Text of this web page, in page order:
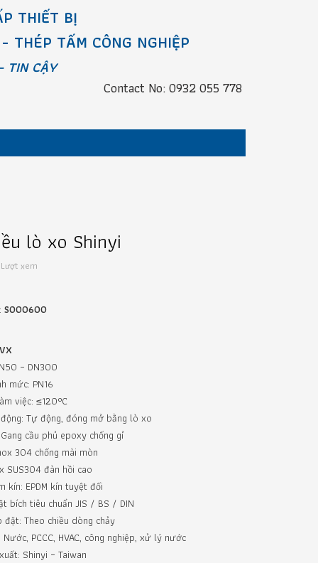
THIẾT BỊ
TẤM CÔNG NGHIỆP
TIN CẬY
Contact No: 0932 055 778
lò xo Shinyi
xem
S000600
– DN300
mức: PN16
việc: ≤120°C
Tự động, đóng mở bằng lò xo
cầu phủ epoxy chống gỉ
304 chống mài mòn
SUS304 đàn hồi cao
kín: EPDM kín tuyệt đối
bích tiêu chuẩn JIS / BS / DIN
đặt: Theo chiều dòng chảy
PCCC, HVAC, công nghiệp, xử lý nước
Shinyi – Taiwan